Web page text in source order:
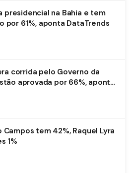
presidencial na Bahia e tem
por 61%, aponta DataTrends
corrida pelo Governo da
aprovada por 66%, aponta
Campos tem 42%, Raquel Lyra
1%